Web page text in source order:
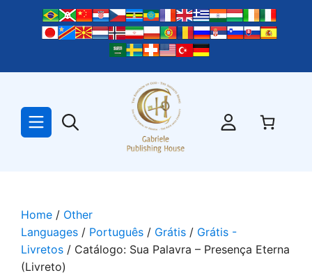
Home / Other
Languages / Português / Grátis / Grátis -
Livretos / Catálogo: Sua Palavra – Presença Eterna
(Livreto)